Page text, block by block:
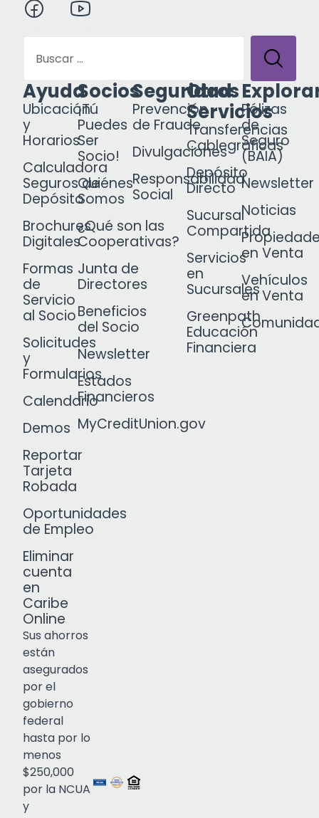
Ayuda
Ubicación
y
Horarios
Calculadora
Seguros de
Depósito
Brochures
Digitales
Formas
de
Servicio
al Socio
Solicitudes
y
Formularios
Calendario
Demos
Reportar
Tarjeta
Robada
Oportunidades
de Empleo
Eliminar
cuenta
en
Caribe
Online
Socios
¡Tú
Puedes
Ser
Socio!
Quiénes
Somos
¿Qué son las
Cooperativas?
Junta de
Directores
Beneficios
del Socio
Newsletter
Estados
Financieros
MyCreditUnion.gov
Seguridad
Prevención
de Fraude
Divulgaciones
Responsabilidad
Social
Otros
Servicios
Transferencias
Cablegráficas
Depósito
Directo
Sucursal
Compartida
Servicios
en
Sucursales
Greenpath
Educación
Financiera
Pólizas
de
Seguro
(BAIA)
Newsletter
Noticias
en Venta
Vehículos
en Venta
Sus ahorros
están
asegurados
por el
gobierno
federal
hasta por lo
menos
$250,000
por la NCUA
y